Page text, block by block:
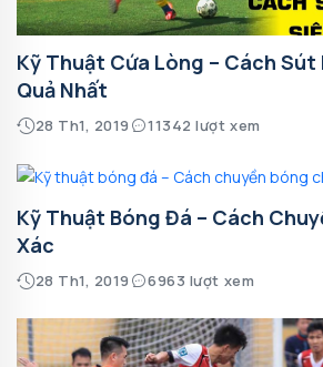
Kỹ Thuật Cứa Lòng – Cách Sút
Quả Nhất
28 Th1, 2019 11342 lượt xem
Kỹ Thuật Bóng Đá – Cách
Xác
28 Th1, 2019 6963 lượt xem